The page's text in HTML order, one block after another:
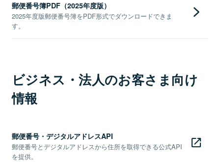
郵便番号簿PDF（2025年度版）
2025年度版郵便番号簿をPDF形式でダウンロードできま
す。
ビジネス・法人のお客さま向け
情報
郵便番号・デジタルアドレスAPI
郵便番号とデジタルアドレスから住所を取得できる公式API
を提供。